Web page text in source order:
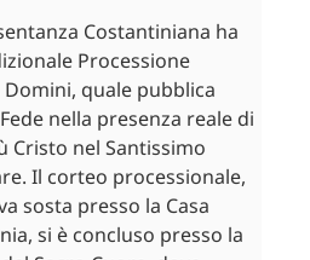
Costantiniana ha
Processione
quale pubblica
nella presenza reale di
Cristo nel Santissimo
Il corteo processionale,
sosta presso la Casa
si è concluso presso la